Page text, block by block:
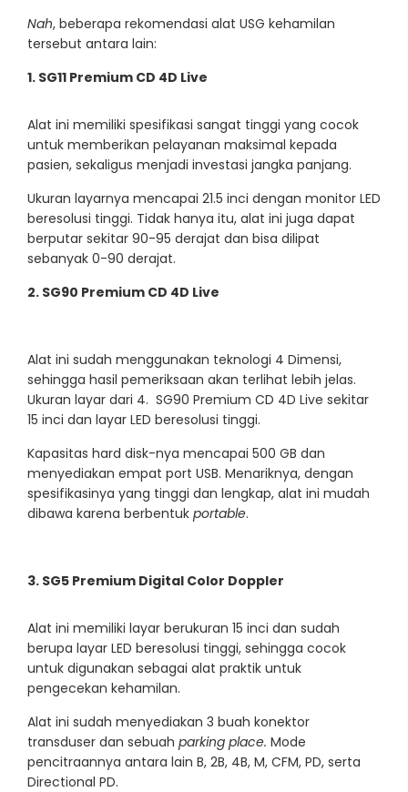
Nah, beberapa rekomendasi alat USG kehamilan
tersebut antara lain:
1. SG11 Premium CD 4D Live
Alat ini memiliki spesifikasi sangat tinggi yang cocok
untuk memberikan pelayanan maksimal kepada
pasien, sekaligus menjadi investasi jangka panjang.
Ukuran layarnya mencapai 21.5 inci dengan monitor LED
beresolusi tinggi. Tidak hanya itu, alat ini juga dapat
berputar sekitar 90-95 derajat dan bisa dilipat
sebanyak 0-90 derajat.
2. SG90 Premium CD 4D Live
Alat ini sudah menggunakan teknologi 4 Dimensi,
sehingga hasil pemeriksaan akan terlihat lebih jelas.
Ukuran layar dari 4. SG90 Premium CD 4D Live sekitar
15 inci dan layar LED beresolusi tinggi.
Kapasitas hard disk-nya mencapai 500 GB dan
menyediakan empat port USB. Menariknya, dengan
spesifikasinya yang tinggi dan lengkap, alat ini mudah
dibawa karena berbentuk portable.
3. SG5 Premium Digital Color Doppler
Alat ini memiliki layar berukuran 15 inci dan sudah
berupa layar LED beresolusi tinggi, sehingga cocok
untuk digunakan sebagai alat praktik untuk
pengecekan kehamilan.
Alat ini sudah menyediakan 3 buah konektor
transduser dan sebuah parking place. Mode
pencitraannya antara lain B, 2B, 4B, M, CFM, PD, serta
Directional PD.